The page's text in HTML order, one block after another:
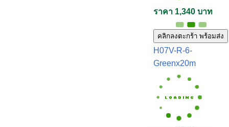
ราคา 1,340 บาท
คลิกลงตะกร้า พร้อมส่ง
H07V-R-6-
Greenx20m